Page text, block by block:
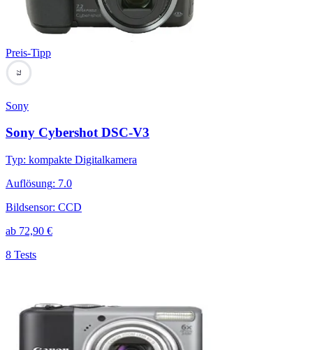
Preis-Tipp
73
Sony
Sony Cybershot DSC-V3
Typ: kompakte Digitalkamera
Auflösung: 7.0
Bildsensor: CCD
ab 72,90 €
8 Tests